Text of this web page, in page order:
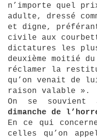
n’importe quel
adulte, dressé
et digne,
civile aux
dictatures les
deuxième moitié
réclamer la
qu’on venait de
raison valable ».
On se
dimanche de
En ce qui
celles qu’on